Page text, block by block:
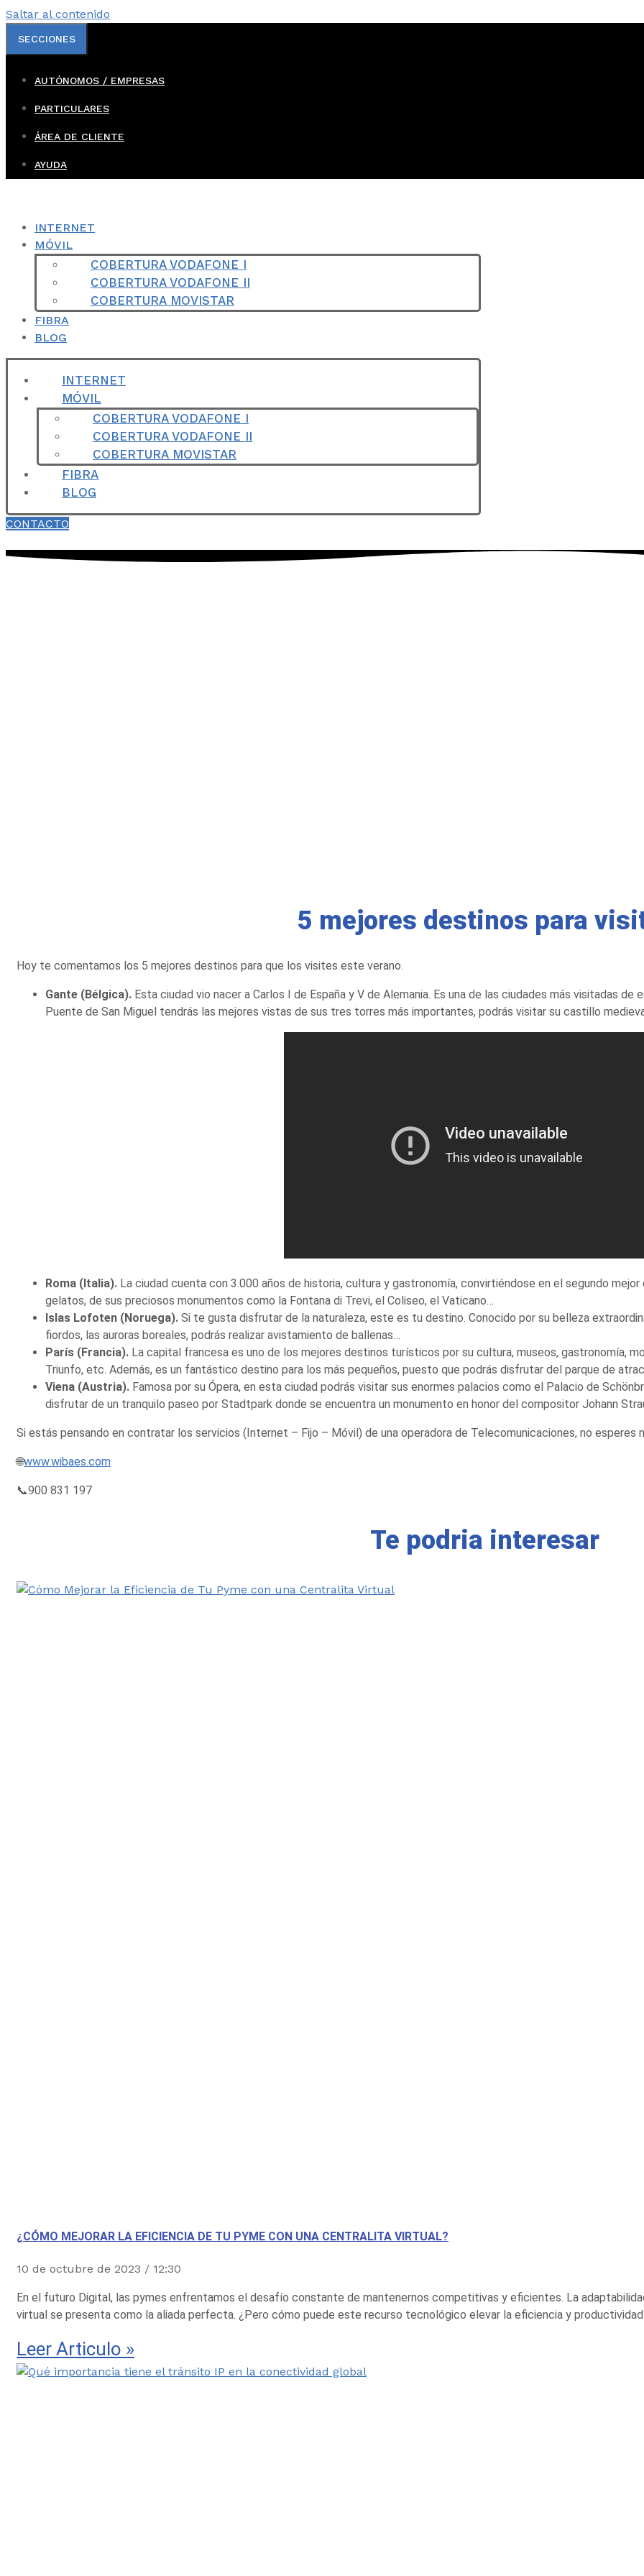
Saltar al contenido
SECCIONES
AUTÓNOMOS / EMPRESAS
PARTICULARES
ÁREA DE CLIENTE
AYUDA
INTERNET
MÓVIL
COBERTURA VODAFONE I
COBERTURA VODAFONE II
COBERTURA MOVISTAR
FIBRA
BLOG
INTERNET
MÓVIL
COBERTURA VODAFONE I
COBERTURA VODAFONE II
COBERTURA MOVISTAR
FIBRA
BLOG
CONTACTO
5 mejores destinos para
Hoy te comentamos los 5 mejores destinos para que los visites este verano.
Gante (Bélgica). Esta ciudad vio nacer a Carlos I de España y V de Alemania. Es una de las ciudades más visitadas
Puente de San Miguel tendrás las mejores vistas de sus tres torres más importantes, podrás visitar su castillo
Roma (Italia). La ciudad cuenta con 3.000 años de historia, cultura y gastronomía, convirtiéndose en el segundo
gelatos, de sus preciosos monumentos como la Fontana di Trevi, el Coliseo, el Vaticano…
Islas Lofoten (Noruega). Si te gusta disfrutar de la naturaleza, este es tu destino. Conocido por su belleza
fiordos, las auroras boreales, podrás realizar avistamiento de ballenas…
París (Francia). La capital francesa es uno de los mejores destinos turísticos por su cultura, museos, gastronomía,
Triunfo, etc. Además, es un fantástico destino para los más pequeños, puesto que podrás disfrutar del parque de
Viena (Austria). Famosa por su Ópera, en esta ciudad podrás visitar sus enormes palacios como el Palacio de
disfrutar de un tranquilo paseo por Stadtpark donde se encuentra un monumento en honor del compositor Johann
Si estás pensando en contratar los servicios (Internet – Fijo – Móvil) de una operadora de Telecomunicaciones, no esperes
🌐www.wibaes.com
📞900 831 197
Te podria interesar
¿CÓMO MEJORAR LA EFICIENCIA DE TU PYME CON UNA CENTRALITA VIRTUAL?
10 de octubre de 2023 12:30
En el futuro Digital, las pymes enfrentamos el desafío constante de mantenernos competitivas y eficientes. La
virtual se presenta como la aliada perfecta. ¿Pero cómo puede este recurso tecnológico elevar la eficiencia y
Leer Articulo »